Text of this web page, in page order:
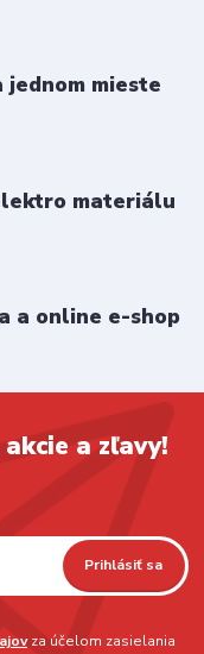
mieste
materiálu
a online e-shop
a zľavy!
Prihlásiť sa
za účelom zasielania